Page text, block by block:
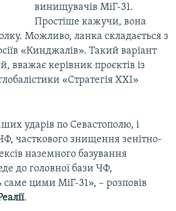
винищувачів МіГ-31.
Простіше кажучи, вона
Можливо, ланка складається з
«Кинджалів». Такий варіант
вважає керівник проєктів із
«Стратегія ХХІ»
ударів по Севастополю, і
часткового знищення зенітно-
наземного базування
до головної бази ЧФ,
цими МіГ-31», – розповів
.